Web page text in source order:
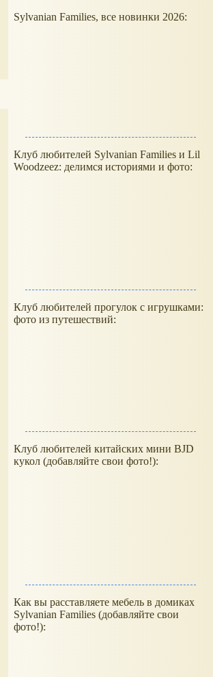
Sylvanian Families, все новинки 2026:
Клуб любителей Sylvanian Families и Lil
Woodzeez: делимся историями и фото:
Клуб любителей прогулок с игрушками:
фото из путешествий:
Клуб любителей китайских мини BJD
кукол (добавляйте свои фото!):
Как вы расставляете мебель в домиках
Sylvanian Families (добавляйте свои
фото!):